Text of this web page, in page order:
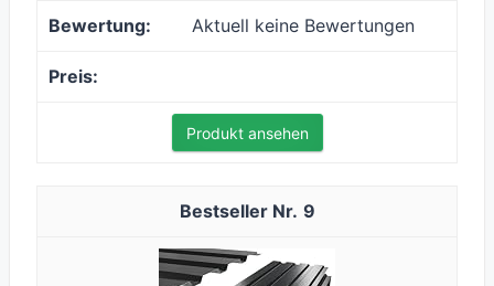
Aktuell keine Bewertungen
Produkt ansehen
9